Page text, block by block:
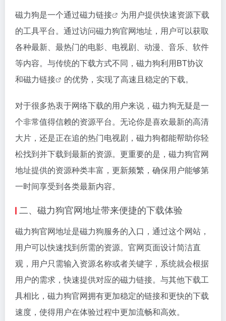
磁力狗是一个通过磁力链接
为用户提供快速资源下载
的工具平台。通过访问磁力狗官网地址，用户可以获取
各种最新、最热门的电影、电视剧、动漫、音乐、软件
等内容。与传统的下载方式不同，磁力狗利用BT协议
和磁力链接 的优势，实现了高速且稳定的下载。
对于很多热衷于网络下载的用户来说，磁力狗无疑是一
个非常值得信赖的资源平台。无论你是喜欢最新的高清
大片，还是正在追的热门电视剧，磁力狗都能帮助你轻
松找到并下载到最新的资源。更重要的是，磁力狗官网
地址提供的资源种类丰富，更新频繁，确保用户能够第
一时间享受到各类最新内容。
二、磁力狗官网地址带来便捷的下载体验
磁力狗官网地址是磁力狗服务的入口，通过这个网站，
用户可以快速找到所需的资源。官网页面设计简洁直
观，用户只需输入资源名称或者关键字，系统就会根据
用户的需求，快速提供对应的磁力链接。与其他下载工
具相比，磁力狗官网拥有更加稳定的链接和更快的下载
速度，使得用户在体验过程中更加流畅和高效。